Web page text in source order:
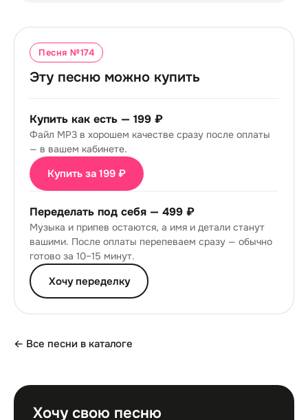
Песня №174
Эту песню можно купить
Купить как есть — 199 ₽
Файл MP3 в хорошем качестве сразу после оплаты
— в вашем кабинете.
Купить за 199 ₽
Переделать под себя — 499 ₽
Музыка и припев остаются, а имя и детали станут
вашими. После оплаты перепеваем сразу — обычно
готово за 10–15 минут.
Хочу переделку
← Все песни в каталоге
Хочу свою песню